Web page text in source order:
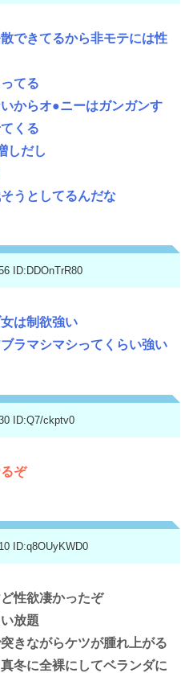
できてるから非モテには性
てる
からオ●ニーはガンガンす
くる
しだし
うとしてるんだな
ID:DDOnTrR80
は制欲強い
ラマシマシってくらい強い
ID:Q7/ckptv0
ぞ
ID:q8OUyKWD0
性欲凄かったぞ
放題
きながらケツが腫れ上がる
冬に全裸にしてベランダに